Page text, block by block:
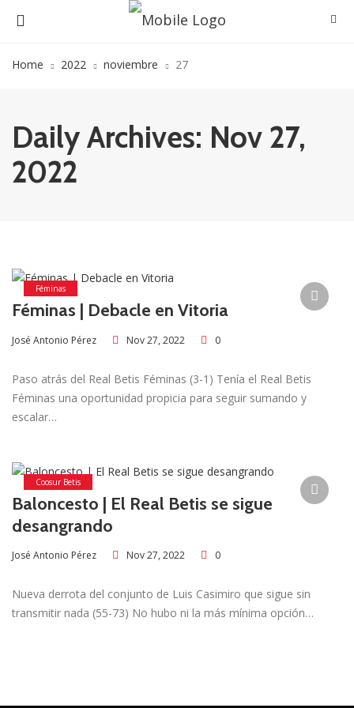
Home 2022 noviembre 27
Daily Archives: Nov 27,
2022
Féminas
Féminas | Debacle en Vitoria
José Antonio Pérez Nov 27, 2022 0
Paso atrás del Real Betis Féminas (3-1) Tenía el Real Betis
Féminas una oportunidad propicia para seguir sumando y
escalar…
Coosur Betis
Baloncesto | El Real Betis se sigue
desangrando
José Antonio Pérez Nov 27, 2022 0
Nueva derrota del conjunto de Luis Casimiro que sigue sin
transmitir nada (55-73) No hubo ni la más mínima opción…